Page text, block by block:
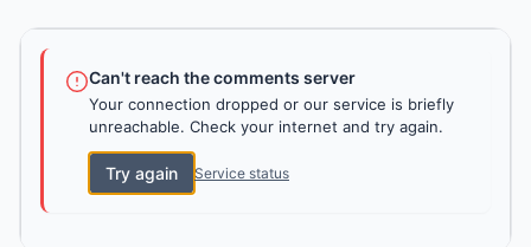
Can't reach the comments server
Your connection dropped or our service is briefly
unreachable. Check your internet and try again.
Try again Service status